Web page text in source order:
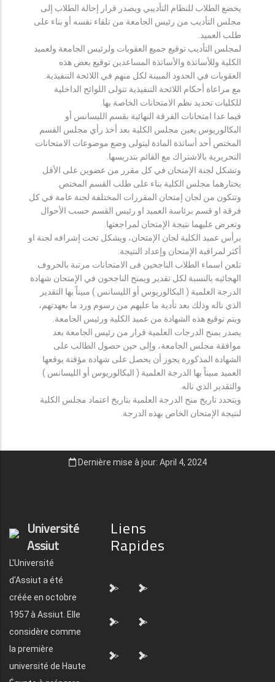
يخضع الطلاب للنظام التأديبي ويصدر قرار إحالة الطلاب إلى
مجلس التأديب من رئيس الجامعة من تلقاء نفسه أو بناء على
طلب العميد.
لمجلس التأديب توقيع جميع العقوبات ولرئيس الجامعة ولعميد
الكلية وللأساتذة والأساتذة المساعدين توقيع بعض هذه
العقوبات في الحدود المبينة لكل منهم في اللائحة التنفيذية.
مع مراعاة أحكام اللائحة التنفيذية تتولى اللوائح الداخلية
للكليات تحديد نظم الامتحانات الخاصة بها.
فيما عدا امتحانات الفرقة النهائية بقسم الليسانس أو
البكالوريوس يعين مجلس الكلية بعد أخذ رأي مجلس القسم
المختص أحد أساتذة المادة ليتولى وضع موضوعات الامتحانات
التحريرية بالاشتراك مع القائم بتدريسها.
وتشكل لجنة الإمتحان في كل مقرر من عضوين على الأقل
يختارهما مجلس الكلية بناء على طلب القسم المختص.
وتتكون من لجان إمتحان المقررات المختلفة لجنة عامة في كل
فرقة او قسم برئاسة العميد او رئيس القسم حسب الأحوال
وتعرض عليهما نتيجة الإمتحان لمراجعتها.
يرأس عميد الكلية لجان الإمتحان، ويشكل تحت إشرافه لجنة او
أكثر لمراقبة الإمتحان وإعداد النتيجة.
تلعن اسماء الطلاب الناجحين فى الامتحانات مرتبة بالحروف
الهجائيه بالنسبة لكل تقدير ويمنح الناجحون في الإمتحان شهادة
الدرجة العلمية ( البكالوريوس أو الليسانس ) مبيناً بها التقدير
الذي ناله وذلك بعد تأدية ما عليهم من رسوم ورد ما بعهدتهم،
ويتم توقيع هذه الشهادة من عميد الكلية ورئيس الجامعة.
يصدر بمنح الدرجات العلمية قرار من رئيس الجامعة بعد
موافقة مجلس الجامعة، وإلى حين حصول الطالب على
الشهادة المذكورة يجوز أن يحصل على شهادة مؤقتة يوقعها
العميد مبيناً بها الدرجة العلمية ( البكالوريوس أو الليسانس )
والتقدير الذي ناله.
ويتحدد تاريخ منح الدرجة العلمية بتاريخ اعتماد مجلس الكلية
لنتيجة الإمتحان الخاص بهذه الدرجة.
Dernière mise à jour: April 4, 2024
Université
Assiut
L'Université
d'Assiut a été
créée en octobre
1957 à Assiut. Elle
considère comme
la première
université de Haute
Liens
Rapides
"> ">
"> ">
"> ">